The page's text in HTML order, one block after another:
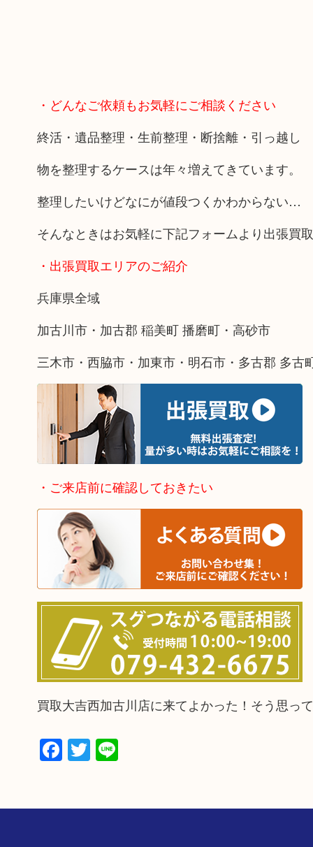
・どんなご依頼もお気軽にご相談ください
終活・遺品整理・生前整理・断捨離・引っ越し
物を整理するケースは年々増えてきています。
整理したいけどなにが値段つくかわからない…
そんなときはお気軽に下記フォームより出張買
・出張買取エリアのご紹介
兵庫県全域
加古川市・加古郡 稲美町 播磨町・高砂市
三木市・西脇市・加東市・明石市・多古郡 多古
・ご来店前に確認しておきたい
買取大吉西加古川店に来てよかった！そう思っ
Facebook
Twitter
Line